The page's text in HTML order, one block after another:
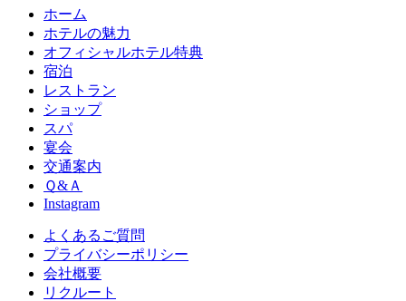
ホーム
ホテルの魅力
オフィシャルホテル特典
宿泊
レストラン
ショップ
スパ
宴会
交通案内
Ｑ&Ａ
Instagram
よくあるご質問
プライバシーポリシー
会社概要
リクルート